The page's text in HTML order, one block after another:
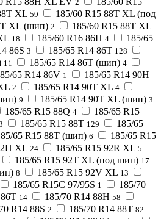
2
XL 59
185/60 R15 88T XL (под
XL (шип) 2
185/60 R15 88T XL
18 185/60 R16 86H 4
185/65
86S 3 185/65 R14 86T 128
11 185/65 R14 86T (шип) 4
65 R14 86V 1
185/65 R14 90H
2 185/65 R14 90T XL 4
9 185/65 R14 90T XL (шип) 3
185/65 R15 88Q 4
185/65 R15
185/65 R15 88T 129
185/65
65 R15 88T (шип) 6
185/65 R15
XL 24 185/65 R15 92R XL 5
185/65 R15 92T XL (под шип) 17
8 185/65 R15 92V XL 13
185/65 R15C 97/95S 1
185/70
14 185/70 R14 88H 58
R14 88S 2 185/70 R14 88T 82